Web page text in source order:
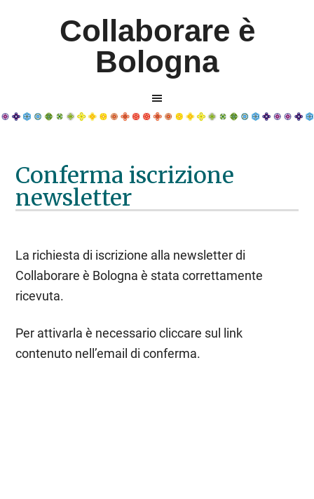
Collaborare è
Bologna
Conferma iscrizione
newsletter
La richiesta di iscrizione alla newsletter di
Collaborare è Bologna è stata correttamente
ricevuta.
Per attivarla è necessario cliccare sul link
contenuto nell’email di conferma.